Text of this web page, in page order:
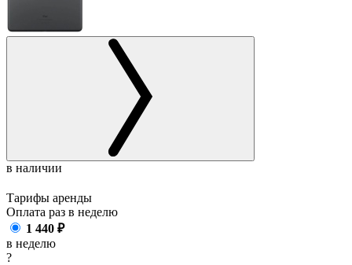
в наличии
Тарифы аренды
Оплата раз в неделю
1 440 ₽
в неделю
?